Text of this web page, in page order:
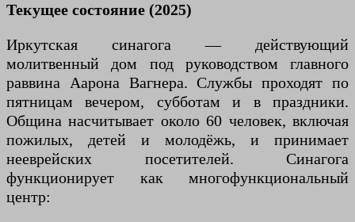
Текущее состояние (2025)
Иркутская синагога — действующий
молитвенный дом под руководством главного
раввина Аарона Вагнера. Службы проходят по
пятницам вечером, субботам и в праздники.
Община насчитывает около 60 человек, включая
пожилых, детей и молодёжь, и принимает
нееврейских посетителей. Синагога
функционирует как многофункциональный
центр: